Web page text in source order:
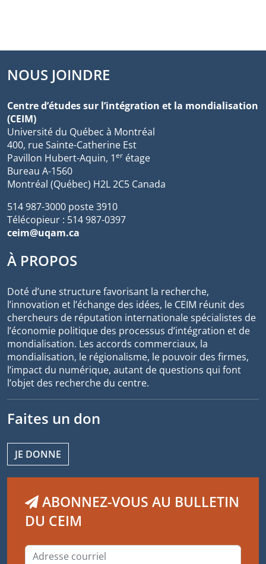
NOUS JOINDRE
Centre d’études sur l’intégration et la mondialisation
(CEIM)
Université du Québec à Montréal
400, rue Sainte-Catherine Est
Pavillon Hubert-Aquin, 1er étage
Bureau A-1560
Montréal (Québec) H2L 2C5 Canada
514 987-3000 poste 3910
Télécopieur : 514 987-0397
ceim@uqam.ca
À PROPOS
Doté d’une structure favorisant la recherche,
l’innovation et l’échange des idées, le CEIM réunit des
chercheurs de réputation internationale spécialistes de
l’économie politique des processus d’intégration et de
mondialisation. Les accords commerciaux, la
mondialisation, le régionalisme, le pouvoir des firmes,
l’impact du numérique, autant de questions qui font
l’objet des recherche du centre.
Faites un don
JE DONNE
ABONNEZ-VOUS AU BULLETIN
DU CEIM